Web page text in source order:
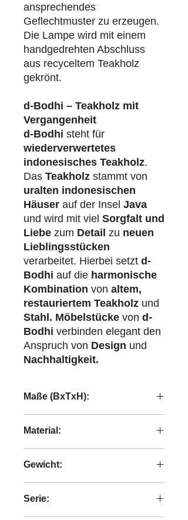
ansprechendes
Geflechtmuster zu erzeugen.
Die Lampe wird mit einem
handgedrehten Abschluss
aus recyceltem Teakholz
gekrönt.
d-Bodhi – Teakholz mit
Vergangenheit
d-Bodhi steht für
wiederverwertetes
indonesisches Teakholz.
Das Teakholz stammt von
uralten indonesischen
Häuser auf der Insel Java
und wird mit viel Sorgfalt und
Liebe zum Detail zu neuen
Lieblingsstücken
verarbeitet. Hierbei setzt d-
Bodhi auf die harmonische
Kombination von altem,
restauriertem Teakholz und
Stahl. Möbelstücke von d-
Bodhi verbinden elegant den
Anspruch von Design und
Nachhaltigkeit.
Maße (BxTxH):
Material:
Gewicht:
Serie: